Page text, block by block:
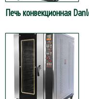
Печь конвекционная